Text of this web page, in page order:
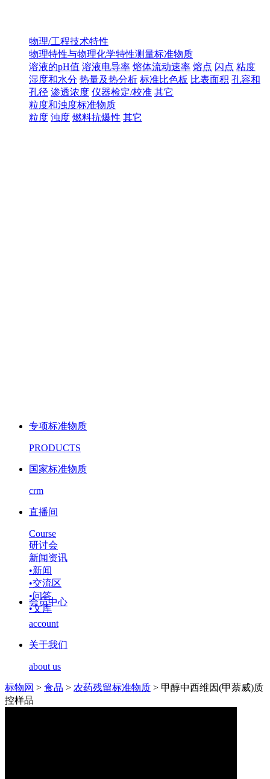
物理/工程技术特性
物理特性与物理化学特性测量标准物质
溶液的pH值 溶液电导率 熔体流动速率 熔点 闪点 粘度
湿度和水分 热量及热分析 标准比色板 比表面积 孔容和
孔径 渗透浓度 仪器检定/校准 其它
粒度和浊度标准物质
粒度 浊度 燃料抗爆性 其它
专项标准物质
PRODUCTS
国家标准物质
crm
直播间
Course
研讨会
新闻资讯
•新闻
•交流区
•问答
•文库
会员中心
account
关于我们
about us
标物网 > 食品 > 农药残留标准物质 > 甲醇中西维因(甲萘威)质
控样品